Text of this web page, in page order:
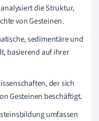
die Struktur,
von Gesteinen.
sedimentäre und
basierend auf ihrer
der sich
Gesteinen beschäftigt.
umfassen